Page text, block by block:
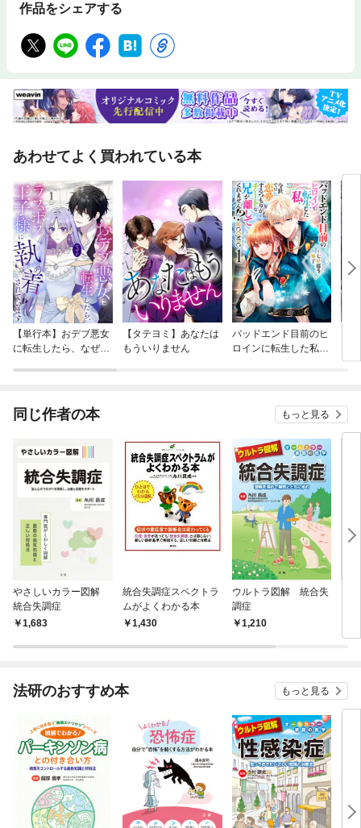
作品をシェアする
あわせてよく買われている本
【単行本】おデブ悪女
に転生したら、なぜか
【タテヨミ】あなたは
もういりません
バッドエンド目前のヒ
ロインに転生した私、
同じ作者の本 もっと見る
やさしいカラー図解
統合失調症
1,683
統合失調症スペクトラ
ムがよくわかる本
1,430
ウルトラ図解 統合失
調症
1,210
法研のおすすめ本 もっと見る